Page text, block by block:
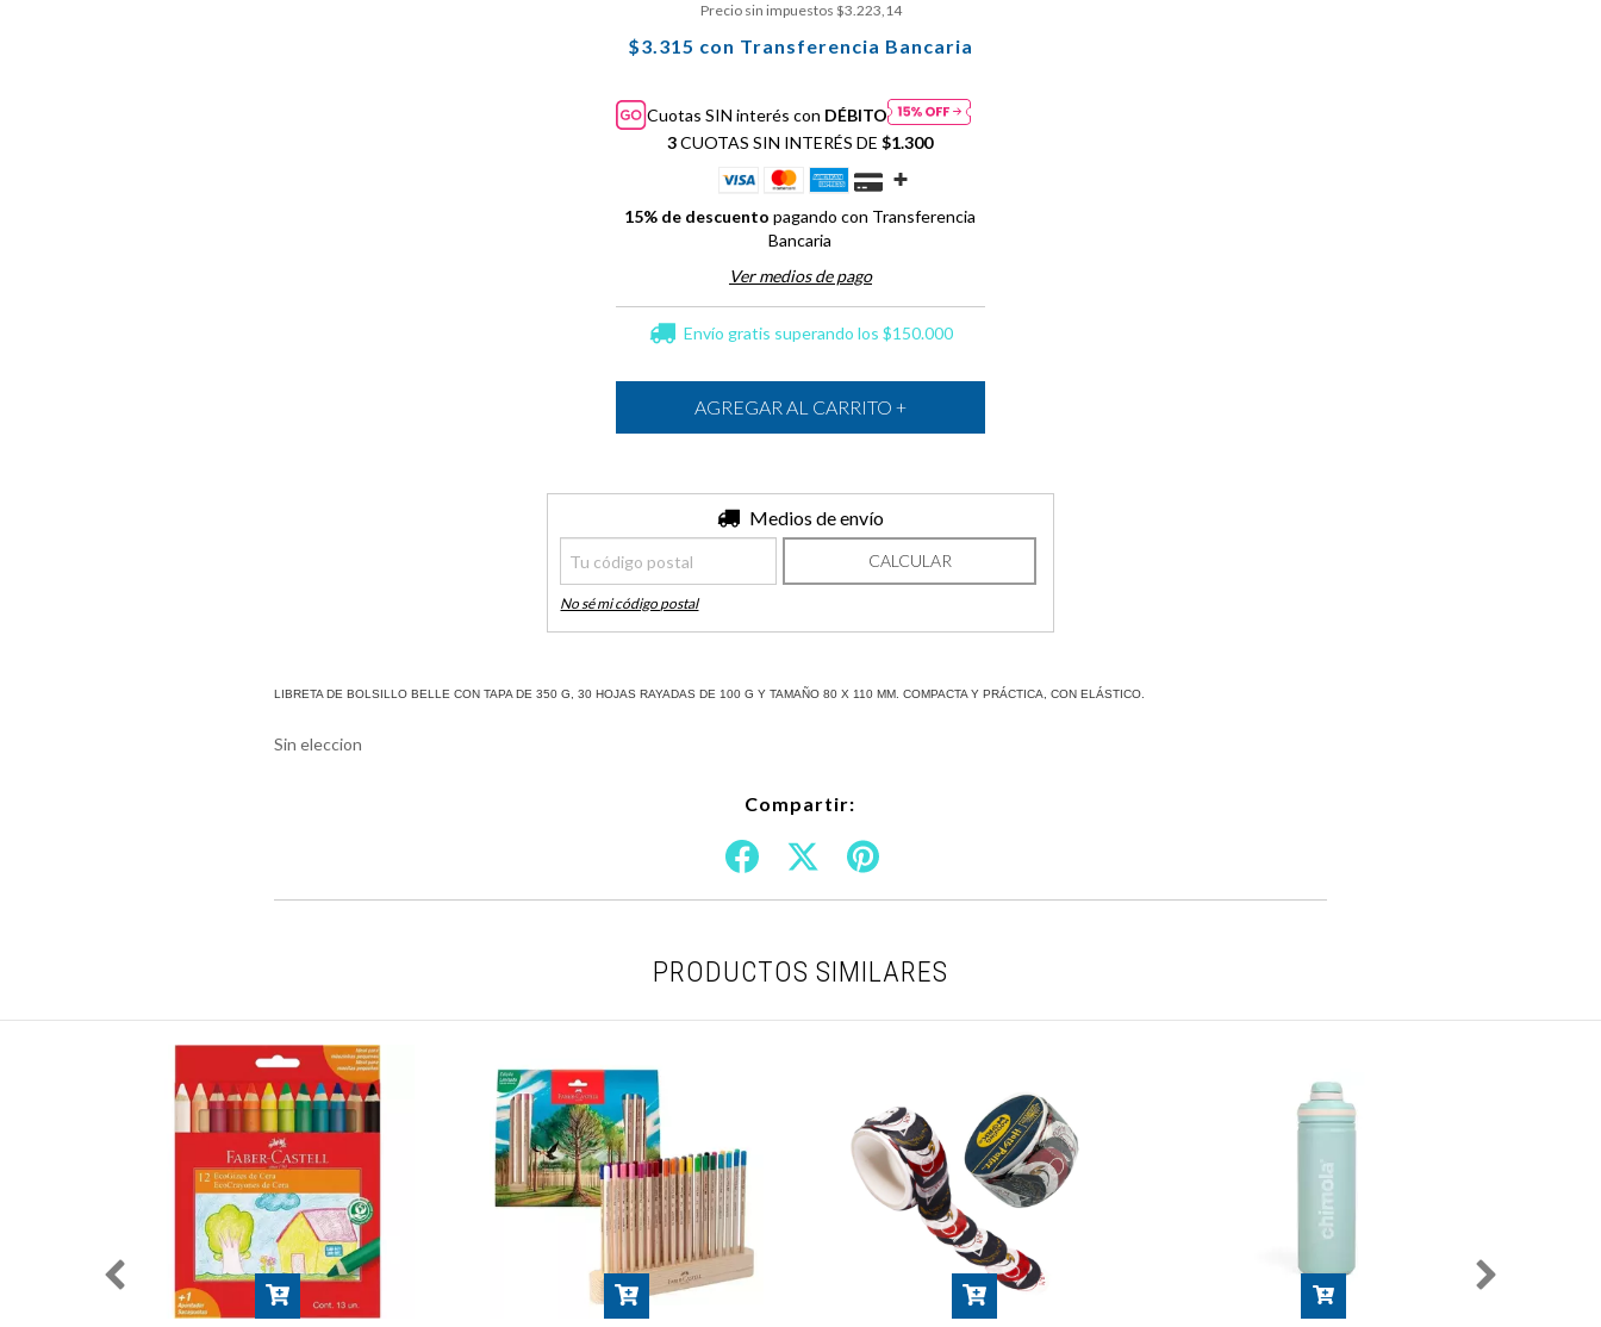
Precio sin impuestos $3.223,14
$3.315 con Transferencia Bancaria
Cuotas SIN interés con DÉBITO
3CUOTAS SIN INTERÉS DE$1.300
15% de descuento pagando con Transferencia
Bancaria
Ver medios de pago
Envío gratis superando los $150.000
Medios de envío
CALCULAR
No sé mi código postal
LIBRETA DE BOLSILLO BELLE CON TAPA DE 350 G, 30 HOJAS RAYADAS DE 100 G Y TAMAÑO 80 X 110 MM. COMPACTA Y PRÁCTICA, CON ELÁSTICO.
Sin eleccion
Compartir:
PRODUCTOS SIMILARES